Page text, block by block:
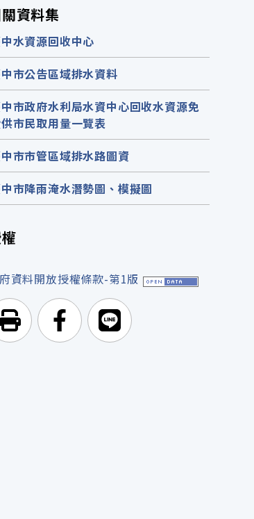
資料集
水資源回收中心
市公告區域排水資料
市政府水利局水資中心回收水資源免
市民取用量一覽表
市市管區域排水路圖資
市降雨淹水潛勢圖、模擬圖
資料開放授權條款-第1版
列印頁面前往Facebook
前往Line